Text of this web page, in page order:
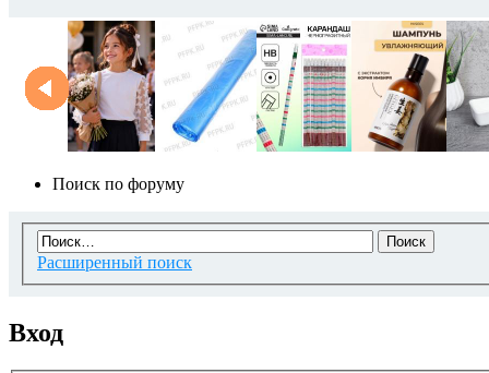
Поиск по форуму
Расширенный поиск
Вход